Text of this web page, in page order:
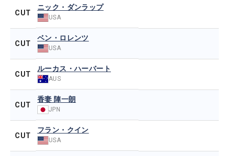
CUT
ニック・ダンラップ
USA
CUT
ベン・ロレンツ
USA
CUT
ルーカス・ハーバート
AUS
CUT
香妻 陣一朗
JPN
CUT
フラン・クイン
USA